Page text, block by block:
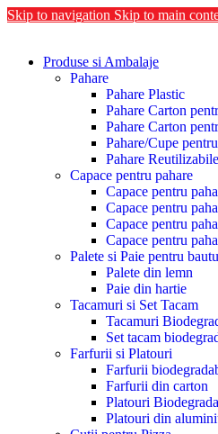
Skip to navigation Skip to main
Produse si Ambalaje
Pahare
Pahare Plastic
Pahare Carton
Pahare Carton
Pahare/Cupe
Pahare
Capace pentru pahare
Capace pentru
Capace pentru
Capace pentru
Capace pentru
Palete si Paie pentru
Palete din lemn
Paie din hartie
Tacamuri si Set Tacam
Tacamuri
Set tacam
Farfurii si Platouri
Farfurii
Farfurii din carton
Platouri
Platouri din